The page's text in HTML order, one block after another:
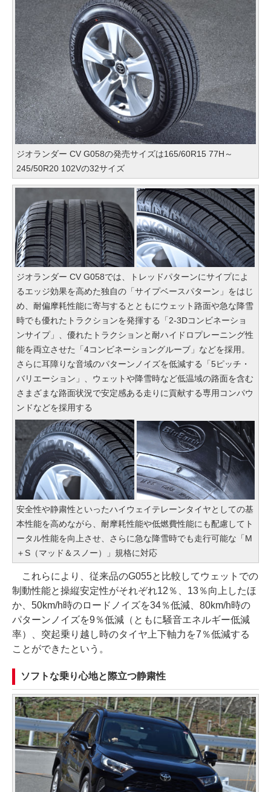
ジオランダー CV G058の発売サイズは165/60R15 77H～
245/50R20 102Vの32サイズ
ジオランダー CV G058では、トレッドパターンにサイプによ
るエッジ効果を高めた独自の「サイプベースパターン」をはじ
め、耐偏摩耗性能に寄与するとともにウェット路面や急な降雪
時でも優れたトラクションを発揮する「2-3Dコンビネーショ
ンサイプ」、優れたトラクションと耐ハイドロプレーニング性
能を両立させた「4コンビネーショングルーブ」などを採用。
さらに耳障りな音域のパターンノイズを低減する「5ピッチ・
バリエーション」、ウェットや降雪時など低温域の路面を含む
さまざまな路面状況で安定感ある走りに貢献する専用コンパウ
ンドなどを採用する
安全性や静粛性といったハイウェイテレーンタイヤとしての基
本性能を高めながら、耐摩耗性能や低燃費性能にも配慮してト
ータル性能を向上させ、さらに急な降雪時でも走行可能な「M
＋S（マッド＆スノー）」規格に対応
これらにより、従来品のG055と比較してウェットでの
制動性能と操縦安定性がそれぞれ12％、13％向上したほ
か、50km/h時のロードノイズを34％低減、80km/h時の
パターンノイズを9％低減（ともに騒音エネルギー低減
率）、突起乗り越し時のタイヤ上下軸力を7％低減する
ことができたという。
ソフトな乗り心地と際立つ静粛性